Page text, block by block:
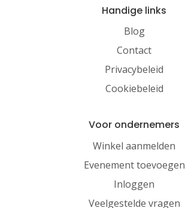
Handige links
Blog
Contact
Privacybeleid
Cookiebeleid
Voor ondernemers
Winkel aanmelden
Evenement toevoegen
Inloggen
Veelgestelde vragen